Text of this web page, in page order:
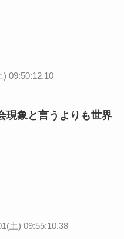
) 09:50:12.10
象と言うよりも世界
土) 09:55:10.38